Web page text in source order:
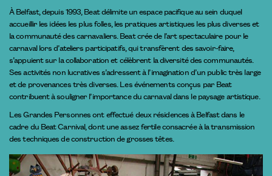
À Belfast, depuis 1993, Beat délimite un espace pacifique au sein duquel
accueillir les idées les plus folles, les pratiques artistiques les plus diverses et
la communauté des carnavaliers. Beat crée de l’art spectaculaire pour le
carnaval lors d’ateliers participatifs, qui transfèrent des savoir-faire,
s’appuient sur la collaboration et célèbrent la diversité des communautés.
Ses activités non lucratives s’adressent à l’imagination d’un public très large
et de provenances très diverses. Les événements conçus par Beat
contribuent à souligner l’importance du carnaval dans le paysage artistique.
Les Grandes Personnes ont effectué deux résidences à Belfast dans le
cadre du Beat Carnival, dont une assez fertile consacrée à la transmission
des techniques de construction de grosses têtes.